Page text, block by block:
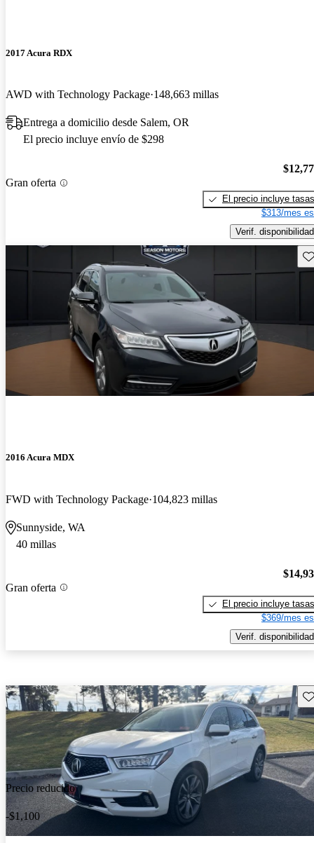
2017 Acura RDX
AWD with Technology Package 148,663 millas
Entrega a domicilio desde Salem, OR
El precio incluye envío de $298
Gran oferta
El precio incluye tasas
$313/mes
Verif. disponibilidad
2016 Acura MDX
FWD with Technology Package 104,823 millas
Sunnyside, WA
40 millas
Gran oferta
El precio incluye tasas
$369/mes
Verif. disponibilidad
Precio reducido
-$1,100